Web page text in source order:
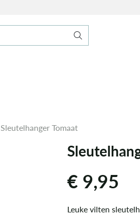
Sleutelhanger Tomaat
€9,95
Leuke vilten